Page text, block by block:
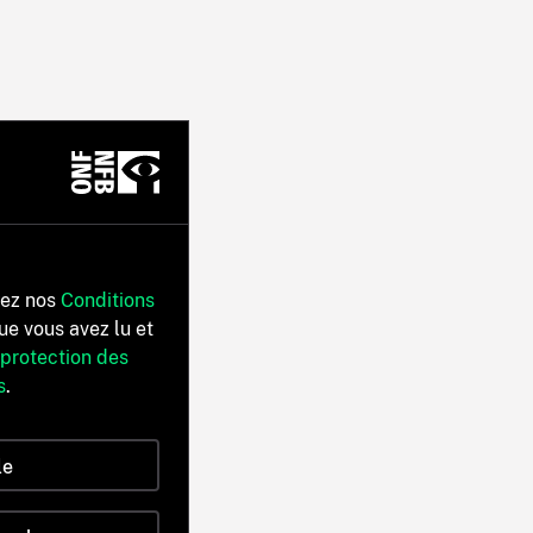
nos Conditions
vous avez lu et
des
.